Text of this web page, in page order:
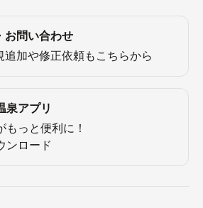
お問い合わせ
追加や修正依頼もこちらから
泉アプリ
もっと便利に！
ンロード